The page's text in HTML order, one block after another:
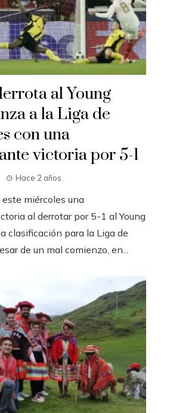
al Young
a la Liga de
con una
victoria por 5-1
Hace 2 años
miércoles una
al derrotar por 5-1 al Young
clasificación para la Liga de
de un mal comienzo, en...